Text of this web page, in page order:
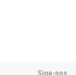
Siga-nos